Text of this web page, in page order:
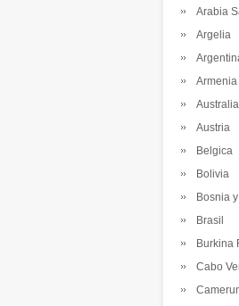
Arabia
Argelia
Armenia
Australia
Austria
Belgica
Bolivia
Bosnia
Brasil
Burkina
Cabo